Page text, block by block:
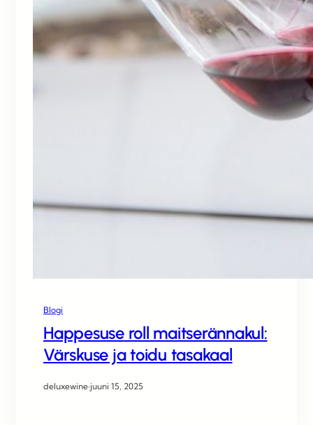
Blogi
Happesuse roll maitserännakul:
Värskuse ja toidu tasakaal
deluxewine·juuni 15, 2025